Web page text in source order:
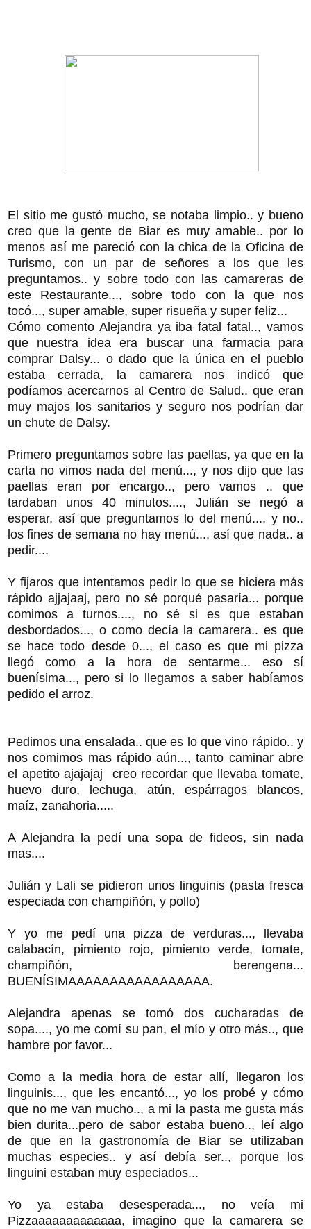
El sitio me gustó mucho, se notaba limpio.. y bueno
creo que la gente de Biar es muy amable.. por lo
menos así me pareció con la chica de la Oficina de
Turismo, con un par de señores a los que les
preguntamos.. y sobre todo con las camareras de
este Restaurante..., sobre todo con la que nos
tocó..., super amable, super risueña y super feliz...
Cómo comento Alejandra ya iba fatal fatal.., vamos
que nuestra idea era buscar una farmacia para
comprar Dalsy... o dado que la única en el pueblo
estaba cerrada, la camarera nos indicó que
podíamos acercarnos al Centro de Salud.. que eran
muy majos los sanitarios y seguro nos podrían dar
un chute de Dalsy.
Primero preguntamos sobre las paellas, ya que en la
carta no vimos nada del menú..., y nos dijo que las
paellas eran por encargo.., pero vamos .. que
tardaban unos 40 minutos...., Julián se negó a
esperar, así que preguntamos lo del menú..., y no..
los fines de semana no hay menú..., así que nada.. a
pedir....
Y fijaros que intentamos pedir lo que se hiciera más
rápido ajjajaaj, pero no sé porqué pasaría... porque
comimos a turnos...., no sé si es que estaban
desbordados..., o como decía la camarera.. es que
se hace todo desde 0..., el caso es que mi pizza
llegó como a la hora de sentarme... eso sí
buenísima..., pero si lo llegamos a saber habíamos
pedido el arroz.
Pedimos una ensalada.. que es lo que vino rápido.. y
nos comimos mas rápido aún..., tanto caminar abre
el apetito ajajajaj creo recordar que llevaba tomate,
huevo duro, lechuga, atún, espárragos blancos,
maíz, zanahoria.....
A Alejandra la pedí una sopa de fideos, sin nada
mas....
Julián y Lali se pidieron unos linguinis (pasta fresca
especiada con champiñón, y pollo)
Y yo me pedí una pizza de verduras..., llevaba
calabacín, pimiento rojo, pimiento verde, tomate,
champiñón, berengena...
BUENÍSIMAAAAAAAAAAAAAAAAA.
Alejandra apenas se tomó dos cucharadas de
sopa...., yo me comí su pan, el mío y otro más.., que
hambre por favor...
Como a la media hora de estar allí, llegaron los
linguinis..., que les encantó..., yo los probé y cómo
que no me van mucho.., a mi la pasta me gusta más
bien durita...pero de sabor estaba bueno.., leí algo
de que en la gastronomía de Biar se utilizaban
muchas especies.. y así debía ser.., porque los
linguini estaban muy especiados...
Yo ya estaba desesperada..., no veía mi
Pizzaaaaaaaaaaaaa, imagino que la camarera se